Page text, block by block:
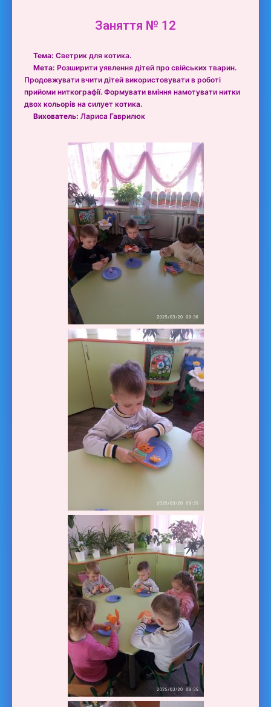
Заняття № 12
Тема: Светрик для котика.
Мета: Розширити уявлення дітей про свійських тварин.
Продовжувати вчити дітей використовувати в роботі
прийоми ниткографії. Формувати вміння намотувати нитки
двох кольорів на силует котика.
Вихователь: Лариса Гаврилюк